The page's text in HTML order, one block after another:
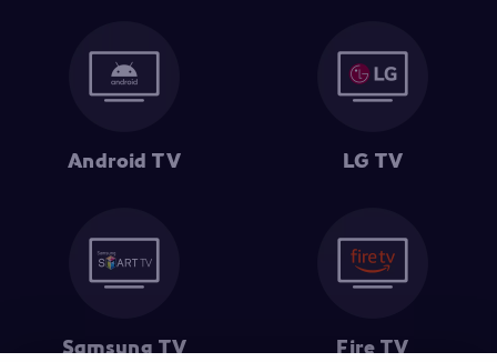
Android TV LG TV
Samsung TV Fire TV